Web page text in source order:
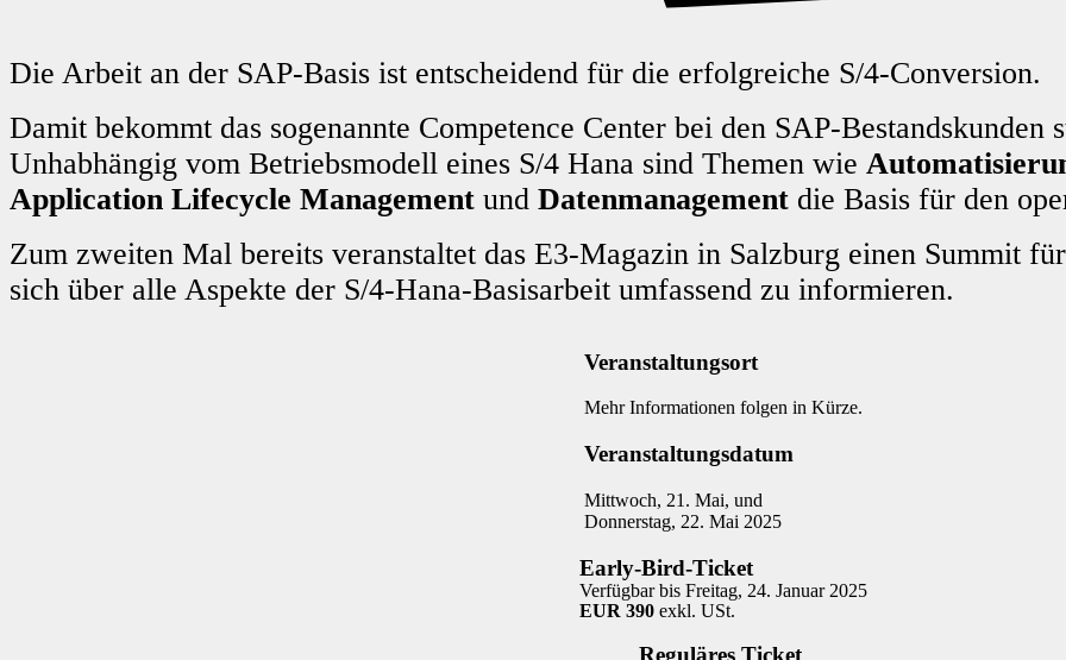
Die Arbeit an der SAP-Basis ist entscheidend für die erfolgreiche S/4-Conversion.
Damit bekommt das sogenannte Competence Center bei den SAP-Bestandskunden
Unhabhängig vom Betriebsmodell eines S/4 Hana sind Themen wie
Application Lifecycle Management und Datenmanagement die Basis für den
Zum zweiten Mal bereits veranstaltet das E3-Magazin in Salzburg einen Summit
sich über alle Aspekte der S/4-Hana-Basisarbeit umfassend zu informieren.
Veranstaltungsort
Mehr Informationen folgen in Kürze.
Veranstaltungsdatum
Mittwoch, 21. Mai, und
Donnerstag, 22. Mai 2025
Early-Bird-Ticket
Verfügbar bis Freitag, 24. Januar 2025
EUR 390 exkl. USt.